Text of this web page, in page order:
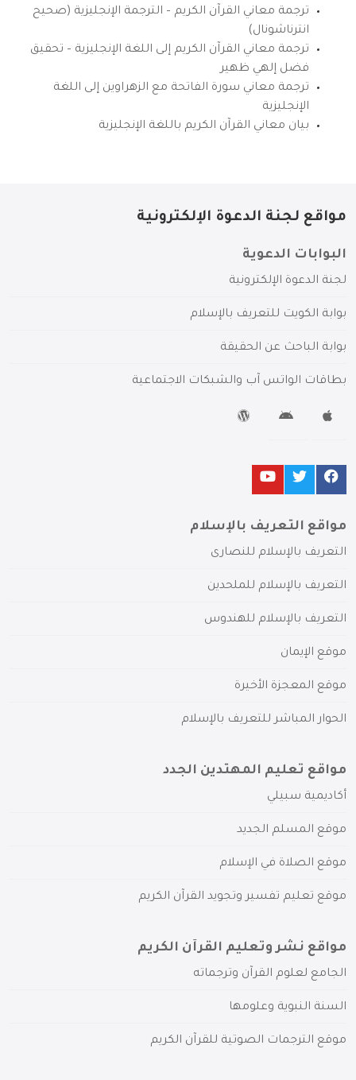
ترجمة معاني القرآن الكريم – الترجمة الإنجليزية (صحيح
انترناشونال)
ترجمة معاني القرآن الكريم إلى اللغة الإنجليزية – تحقيق
فضل إلهي ظهير
ترجمة معاني سورة الفاتحة مع الزهراوين إلى اللغة
الإنجليزية
بيان معاني القرآن الكريم باللغة الإنجليزية
مواقع لجنة الدعوة الإلكترونية
البوابات الدعوية
لجنة الدعوة الإلكترونية
بوابة الكويت للتعريف بالإسلام
بوابة الباحث عن الحقيقة
بطاقات الواتس آب والشبكات الاجتماعية
مواقع التعريف بالإسلام
التعريف بالإسلام للنصارى
التعريف بالإسلام للملحدين
التعريف بالإسلام للهندوس
موقع الإيمان
موقع المعجزة الأخيرة
الحوار المباشر للتعريف بالإسلام
مواقع تعليم المهتدين الجدد
أكاديمية سبيلي
موقع المسلم الجديد
موقع الصلاة في الإسلام
موقع تعليم تفسير وتجويد القرآن الكريم
مواقع نشر وتعليم القرآن الكريم
الجامع لعلوم القرآن وترجماته
السنة النبوية وعلومها
موقع الترجمات الصوتية للقرآن الكريم